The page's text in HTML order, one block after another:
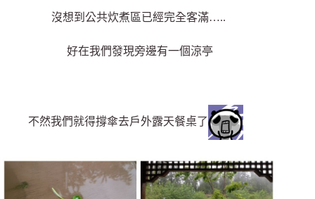
沒想到公共炊煮區已經完全客滿…..
好在我們發現旁邊有一個涼亭
不然我們就得撐傘去戶外露天餐桌了